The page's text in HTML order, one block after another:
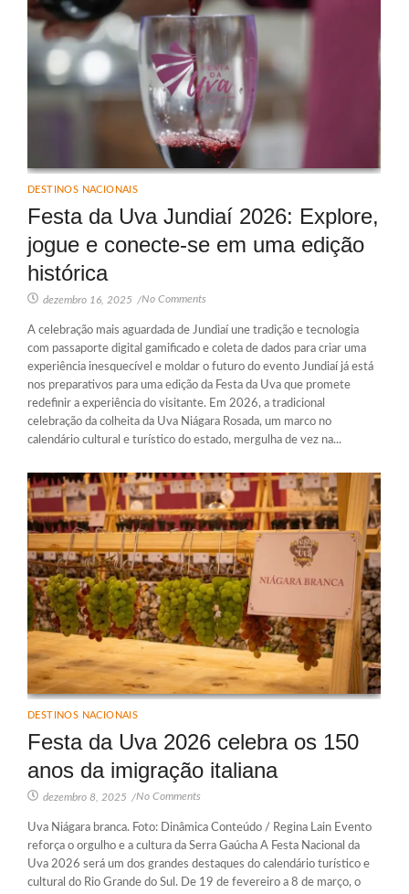
DESTINOS NACIONAIS
Festa da Uva Jundiaí 2026: Explore,
jogue e conecte-se em uma edição
histórica
dezembro 16, 2025 /No Comments
A celebração mais aguardada de Jundiaí une tradição e tecnologia
com passaporte digital gamificado e coleta de dados para criar uma
experiência inesquecível e moldar o futuro do evento Jundiaí já está
nos preparativos para uma edição da Festa da Uva que promete
redefinir a experiência do visitante. Em 2026, a tradicional
celebração da colheita da Uva Niágara Rosada, um marco no
calendário cultural e turístico do estado, mergulha de vez na...
DESTINOS NACIONAIS
Festa da Uva 2026 celebra os 150
anos da imigração italiana
dezembro 8, 2025 /No Comments
Uva Niágara branca. Foto: Dinâmica Conteúdo / Regina Lain Evento
reforça o orgulho e a cultura da Serra Gaúcha A Festa Nacional da
Uva 2026 será um dos grandes destaques do calendário turístico e
cultural do Rio Grande do Sul. De 19 de fevereiro a 8 de março, o